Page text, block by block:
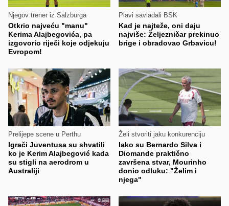
Njegov trener iz Salzburga
Otkrio najveću "manu"
Kerima Alajbegovića, pa
izgovorio riječi koje odjekuju
Evropom!
Plavi savladali BSK
Kad je najteže, oni daju
najviše: Željezničar prekinuo
brige i obradovao Grbavicu!
Prelijepe scene u Perthu
Igrači Juventusa su shvatili
ko je Kerim Alajbegović kada
su stigli na aerodrom u
Australiji
Želi stvoriti jaku konkurenciju
Iako su Bernardo Silva i
Diomande praktično
završena stvar, Mourinho
donio odluku: "Želim i
njega"